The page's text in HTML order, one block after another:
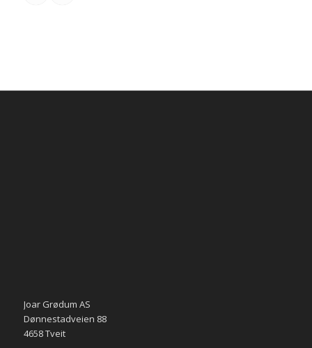
Joar Grødum AS
Dønnestadveien 88
4658 Tveit